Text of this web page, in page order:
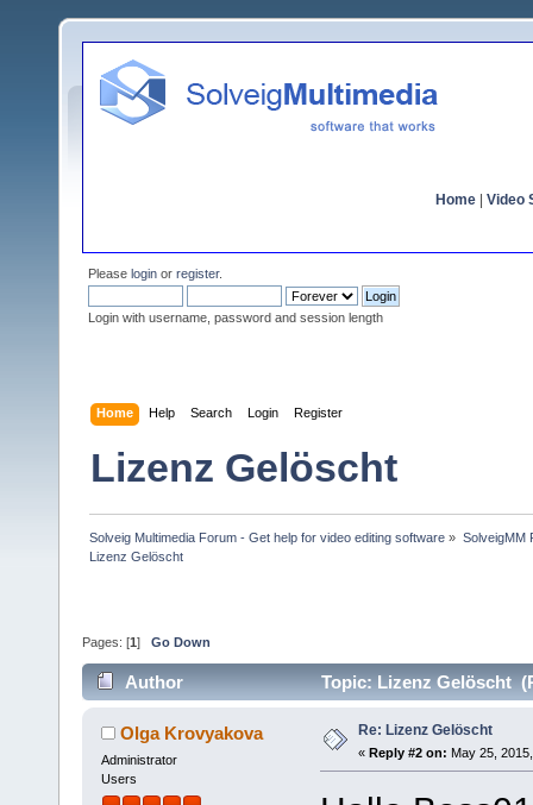
Home Video
Please login or register.
Login with username, password and session length
Home Help Search Login Register
Lizenz Gelöscht
Solveig Multimedia Forum - Get help for video editing software » SolveigMM
Lizenz Gelöscht
Pages: [1 ] Go Down
Author Topic: Lizenz Gelöscht
Olga Krovyakova
Administrator
Users
Re: Lizenz Gelöscht
« Reply #2 on: May 25,